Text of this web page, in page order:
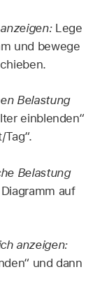
Lege
und bewege
Belastung
einblenden“
Belastung
auf
anzeigen:
und dann